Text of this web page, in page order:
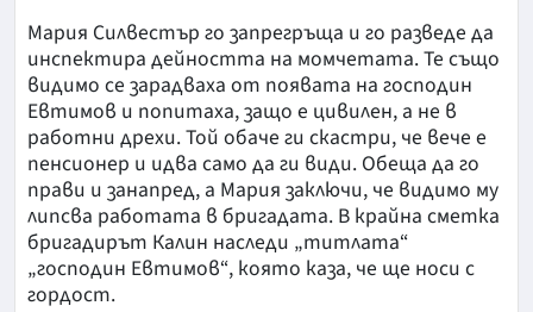
Мария Силвестър го запрегръща и го разведе да
инспектира дейността на момчетата. Те също
видимо се зарадваха от появата на господин
Евтимов и попитаха, защо е цивилен, а не в
работни дрехи. Той обаче ги скастри, че вече е
пенсионер и идва само да ги види. Обеща да го
прави и занапред, а Мария заключи, че видимо му
липсва работата в бригадата. В крайна сметка
бригадирът Калин наследи „титлата“
„господин Евтимов“, която каза, че ще носи с
гордост.